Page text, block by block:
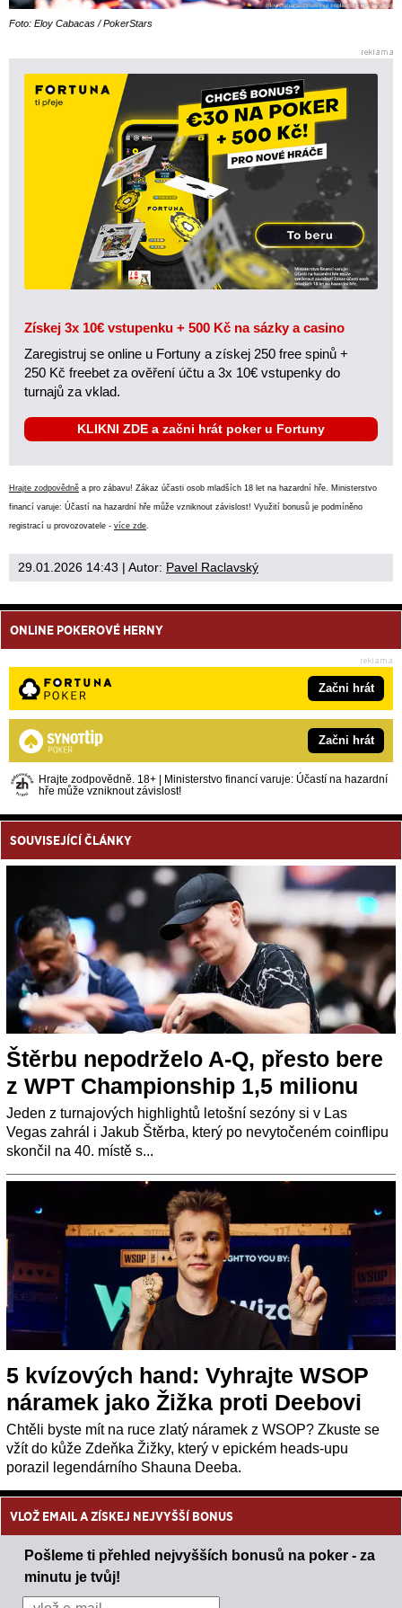
Foto: Eloy Cabacas / PokerStars
Získej 3x 10€ vstupenku + 500 Kč na sázky a casino
Zaregistruj se online u Fortuny a získej 250 free spinů +
250 Kč freebet za ověření účtu a 3x 10€ vstupenky do
turnajů za vklad.
KLIKNI ZDE a začni hrát poker u Fortuny
Hrajte zodpovědně a pro zábavu! Zákaz účasti osob mladších 18 let na hazardní hře. Ministerstvo
financí varuje: Účastí na hazardní hře může vzniknout závislost! Využití bonusů je podmíněno
registrací u provozovatele - více zde
29.01.2026 14:43 | Autor: Pavel Raclavský
ONLINE POKEROVÉ HERNY
Začni hrát
Začni hrát
Hrajte zodpovědně. 18+ | Ministerstvo financí varuje: Účastí na hazardní
hře může vzniknout závislost!
SOUVISEJÍCÍ ČLÁNKY
Štěrbu nepodrželo A-Q, přesto bere
z WPT Championship 1,5 milionu
Jeden z turnajových highlightů letošní sezóny si v Las
Vegas zahrál i Jakub Štěrba, který po nevytočeném coinflipu
skončil na 40. místě s...
5 kvízových hand: Vyhrajte WSOP
náramek jako Žižka proti Deebovi
Chtěli byste mít na ruce zlatý náramek z WSOP? Zkuste se
vžít do kůže Zdeňka Žižky, který v epickém heads-upu
porazil legendárního Shauna Deeba.
VLOŽ EMAIL A ZÍSKEJ NEJVYŠŠÍ BONUS
Pošleme ti přehled nejvyšších bonusů na poker - za
minutu je tvůj!